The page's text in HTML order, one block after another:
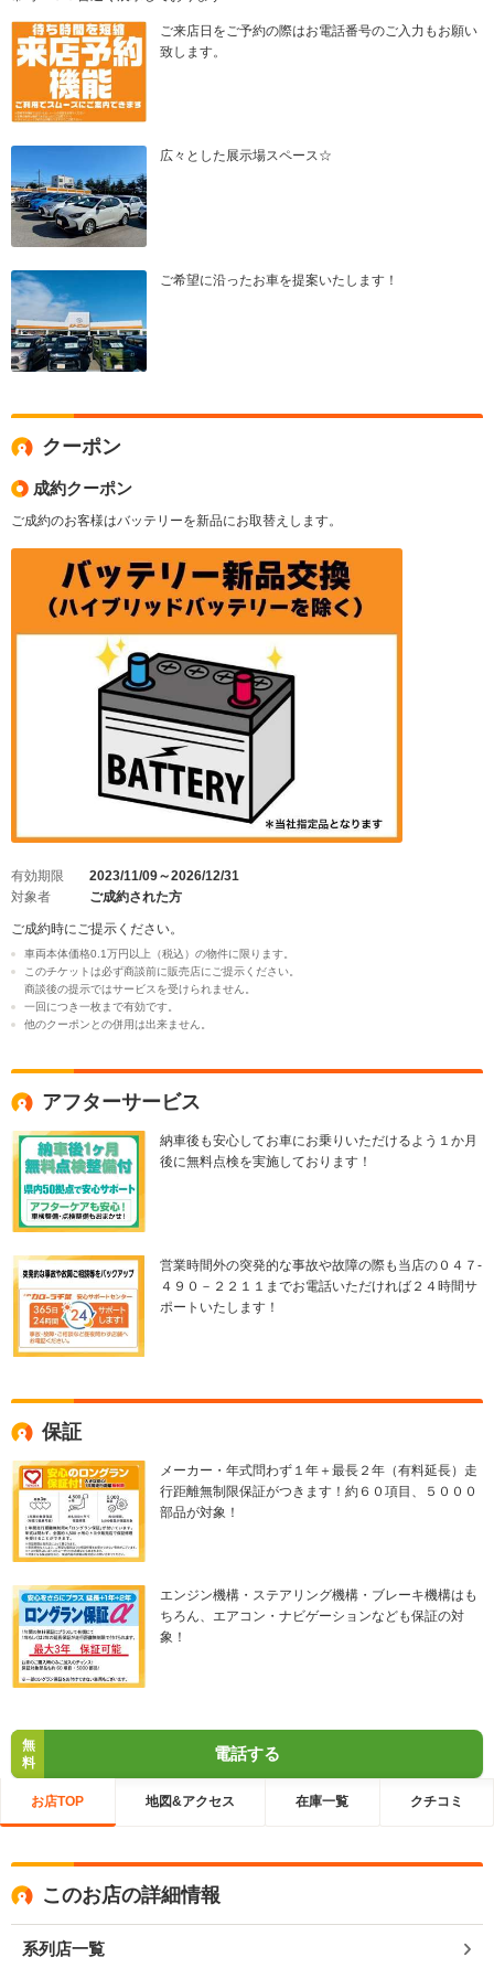
ご来店日をご予約の際はお電話番号のご入力もお願い
致します。
広々とした展示場スペース☆
ご希望に沿ったお車を提案いたします！
クーポン
成約クーポン
ご成約のお客様はバッテリーを新品にお取替えします。
有効期限
2023/11/09～2026/12/31
対象者
ご成約された方
ご成約時にご提示ください。
車両本体価格0.1万円以上（税込）の物件に限ります。
このチケットは必ず商談前に販売店にご提示ください。
商談後の提示ではサービスを受けられません。
一回につき一枚まで有効です。
他のクーポンとの併用は出来ません。
アフターサービス
納車後も安心してお車にお乗りいただけるよう１か月
後に無料点検を実施しております！
営業時間外の突発的な事故や故障の際も当店の０４７-
４９０－２２１１までお電話いただければ２４時間サ
ポートいたします！
保証
メーカー・年式問わず１年＋最長２年（有料延長）走
行距離無制限保証がつきます！約６０項目、５０００
部品が対象！
エンジン機構・ステアリング機構・ブレーキ機構はも
ちろん、エアコン・ナビゲーションなども保証の対
象！
無
料
電話する
お店TOP 地図&アクセス 在庫一覧 クチコミ
このお店の詳細情報
系列店一覧